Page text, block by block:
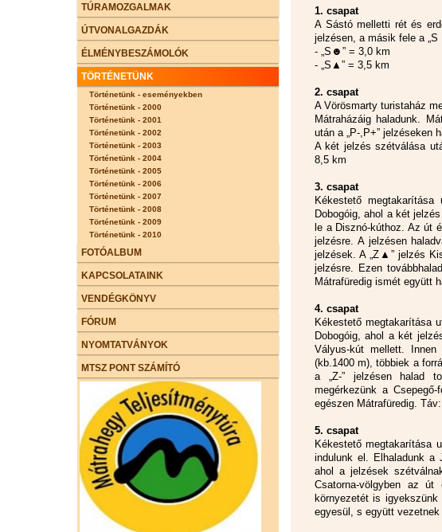
TÚRAMOZGALMAK
ÚTVONALGAZDÁK
ÉLMÉNYBESZÁMOLÓK
TÖRTÉNETÜNK
Történetünk - eseményekben
Történetünk - 2000
Történetünk - 2001
Történetünk - 2002
Történetünk - 2003
Történetünk - 2004
Történetünk - 2005
Történetünk - 2006
Történetünk - 2007
Történetünk - 2008
Történetünk - 2009
Történetünk - 2010
FOTÓALBUM
KAPCSOLATAINK
VENDÉGKÖNYV
FÓRUM
NYOMTATVÁNYOK
MTSZ PONT SZÁMÍTÓ
1. csapat
A Sástó melletti rét és
jelzésen, a másik fele a
- „S☻” = 3,0 km
- „S▲” = 3,5 km
2. csapat
A Vörösmarty turistaház
Mátraházáig haladunk.
után a „P-,P+” jelzéseken
A két jelzés szétválása
8,5 km
3. csapat
Kékestető
Dobogóig, ahol a két
le a Disznó-kúthoz. Az út
jelzésre. A jelzésen
jelzések. A „Z▲” jelzés
jelzésre. Ezen
Mátrafüredig ismét együtt
4. csapat
Kékestető megtakarítása
Dobogóig, ahol a két
Vályus-kút mellett.
(kb.1400 m), többiek a
a „Z-” jelzésen halad
megérkezünk a
egészen Mátrafüredig.
5. csapat
Kékestető megtakarítása
indulunk el. Elhaladunk a
ahol a jelzések
Csatorna-völgyben az
környezetét is
egyesül, s együtt